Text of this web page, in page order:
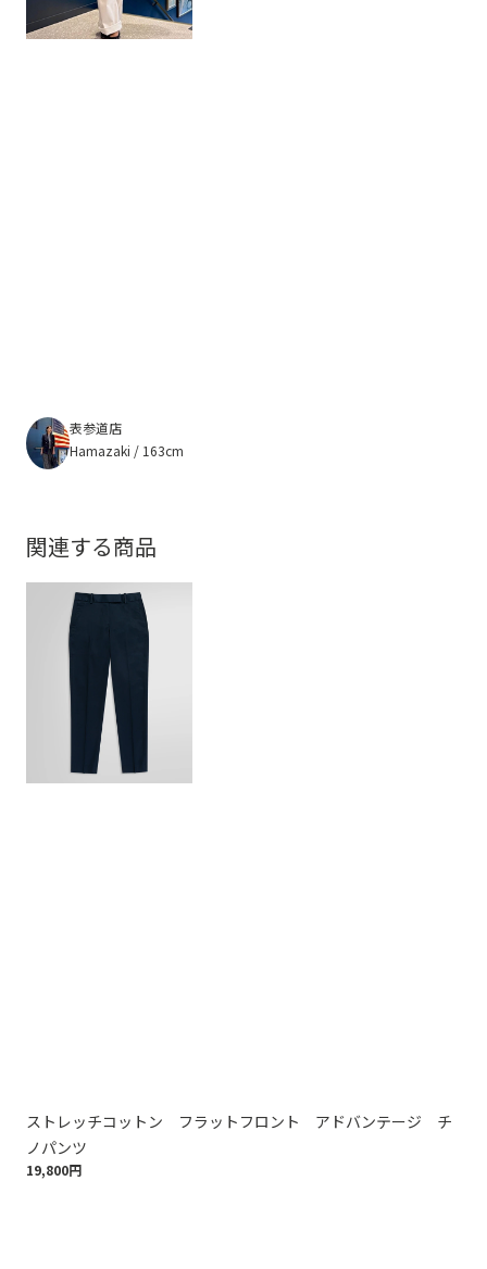
表参道店
Hamazaki / 163cm
関連する商品
ストレッチコットン フラットフロント アドバンテージ チ
ノパンツ
19,800円